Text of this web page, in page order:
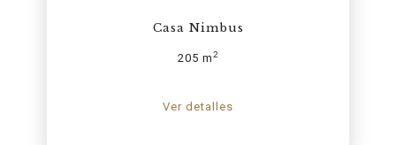
Casa Nimbus
205 m2
Ver detalles